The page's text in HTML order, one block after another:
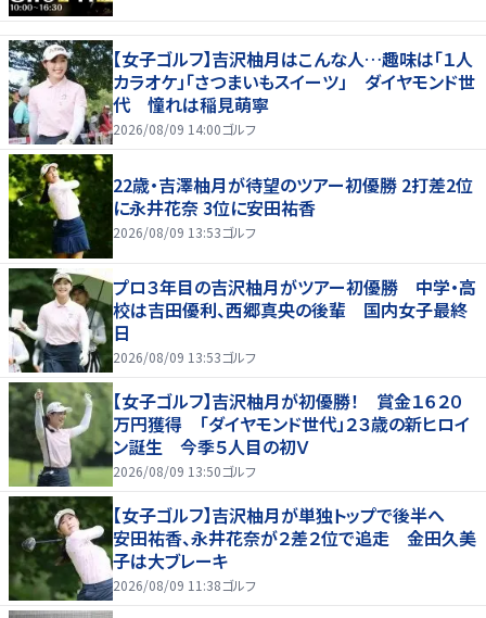
【女子ゴルフ】吉沢柚月はこんな人…趣味は「１人
カラオケ」「さつまいもスイーツ」 ダイヤモンド世
代 憧れは稲見萌寧
2026/08/09 14:00ゴルフ
22歳・吉澤柚月が待望のツアー初優勝 2打差2位
に永井花奈 3位に安田祐香
2026/08/09 13:53ゴルフ
プロ３年目の吉沢柚月がツアー初優勝 中学・高
校は吉田優利、西郷真央の後輩 国内女子最終
日
2026/08/09 13:53ゴルフ
【女子ゴルフ】吉沢柚月が初優勝！ 賞金１６２０
万円獲得 「ダイヤモンド世代」２３歳の新ヒロイ
ン誕生 今季５人目の初Ｖ
2026/08/09 13:50ゴルフ
【女子ゴルフ】吉沢柚月が単独トップで後半へ
安田祐香、永井花奈が２差２位で追走 金田久美
子は大ブレーキ
2026/08/09 11:38ゴルフ